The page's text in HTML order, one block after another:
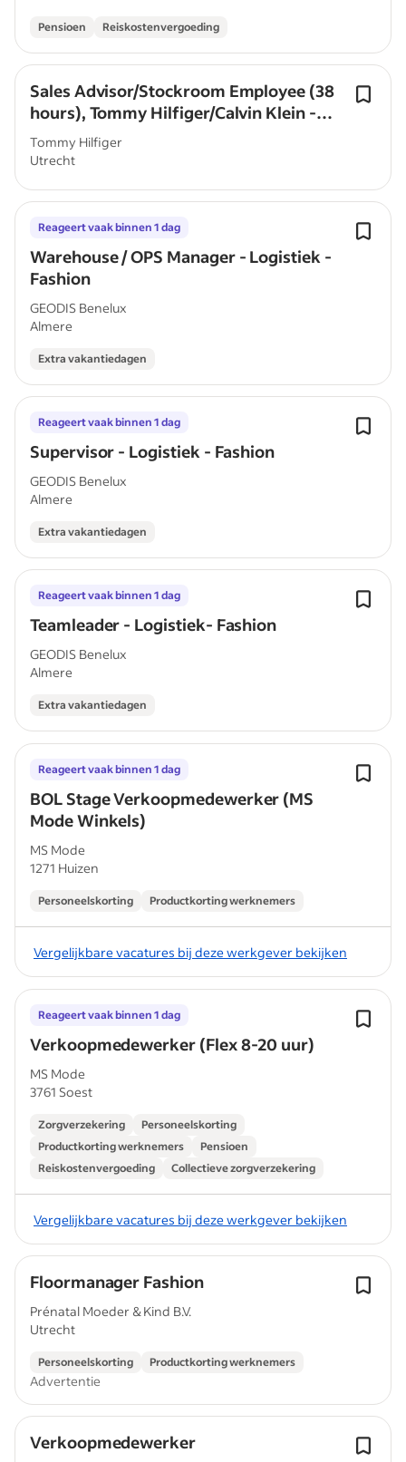
Pensioen Reiskostenvergoeding
Sales Advisor/Stockroom Employee (38
hours), Tommy Hilfiger/Calvin Klein -
De Bijenkorf - Utrecht
Tommy Hilfiger
Utrecht
Warehouse / OPS Manager - Logistiek -
Fashion
Reageert vaak binnen 1 dag
GEODIS Benelux
Almere
Extra vakantiedagen
Supervisor - Logistiek - Fashion
Reageert vaak binnen 1 dag
GEODIS Benelux
Almere
Extra vakantiedagen
Teamleader - Logistiek- Fashion
Reageert vaak binnen 1 dag
GEODIS Benelux
Almere
Extra vakantiedagen
BOL Stage Verkoopmedewerker (MS
Mode Winkels)
Reageert vaak binnen 1 dag
MS Mode
1271 Huizen
Personeelskorting Productkorting werknemers
Vergelijkbare vacatures bij deze werkgever bekijken
Verkoopmedewerker (Flex 8-20 uur)
Reageert vaak binnen 1 dag
MS Mode
3761 Soest
Zorgverzekering
Personeelskorting
Productkorting werknemers
Pensioen
Reiskostenvergoeding
Collectieve zorgverzekering
Vergelijkbare vacatures bij deze werkgever bekijken
Floormanager Fashion
Prénatal Moeder & Kind B.V.
Utrecht
Personeelskorting Productkorting werknemers
Advertentie
Verkoopmedewerker